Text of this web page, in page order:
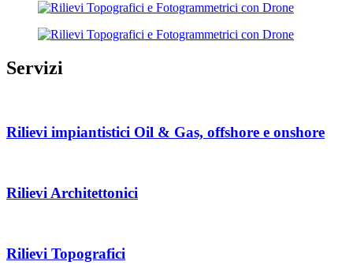
Servizi
Rilievi impiantistici Oil & Gas, offshore e onshore
Rilievi Architettonici
Rilievi Topografici